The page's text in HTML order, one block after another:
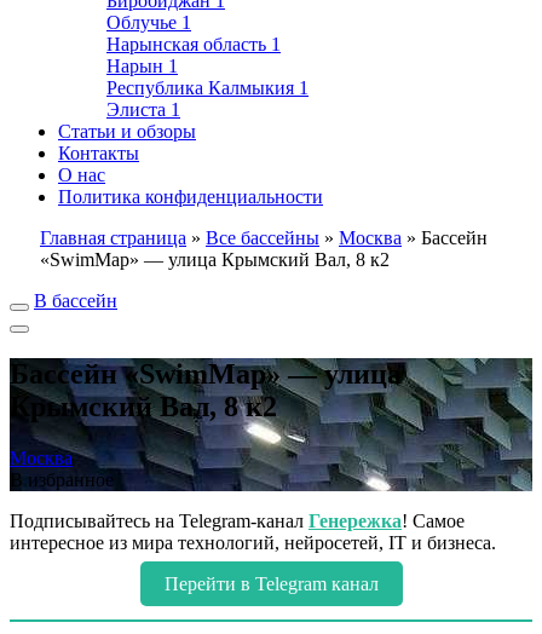
Облучье 1
Нарынская область 1
Нарын 1
Республика Калмыкия 1
Элиста 1
Статьи и обзоры
Контакты
О нас
Политика конфиденциальности
Главная страница » Все бассейны » Москва » Бассейн
«SwimMap» — улица Крымский Вал, 8 к2
В бассейн
Бассейн «SwimMap» — улица
Крымский Вал, 8 к2
Москва
В избранное
Подписывайтесь на Telegram-канал Генережка! Самое
интересное из мира технологий, нейросетей, IT и бизнеса.
Перейти в Telegram канал